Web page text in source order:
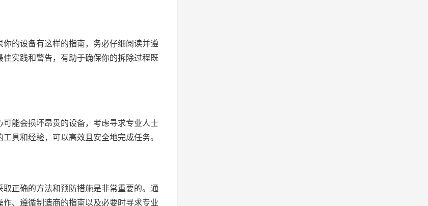
的设备有这样的指南，务必仔细阅读并遵
实践和警告，有助于确保你的拆除过程既
能会损坏昂贵的设备，考虑寻求专业人士
具和经验，可以高效且安全地完成任务。
正确的方法和预防措施是非常重要的。通
、遵循制造商的指南以及必要时寻求专业